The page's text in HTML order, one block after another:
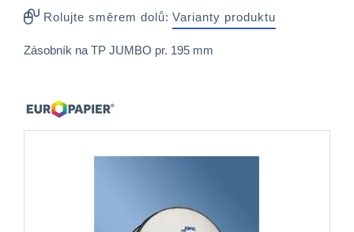
Rolujte směrem dolů: Varianty produktu
Zásobník na TP JUMBO pr. 195 mm